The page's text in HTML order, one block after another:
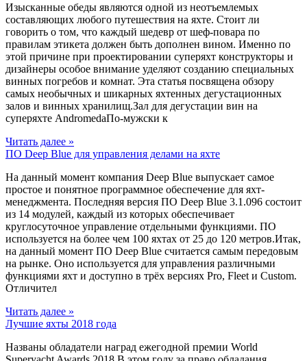
Изысканные обеды являются одной из неотъемлемых
составляющих любого путешествия на яхте. Стоит ли
говорить о том, что каждый шедевр от шеф-повара по
правилам этикета должен быть дополнен вином. Именно по
этой причине при проектировании суперяхт конструкторы и
дизайнеры особое внимание уделяют созданию специальных
винных погребов и комнат. Эта статья посвящена обзору
самых необычных и шикарных яхтенных дегустационных
залов и винных хранилищ.Зал для дегустации вин на
суперяхте AndromedaПо-мужски к
Читать далее »
ПО Deep Blue для управления делами на яхте
На данный момент компания Deep Blue выпускает самое
простое и понятное программное обеспечение для яхт-
менеджмента. Последняя версия ПО Deep Blue 3.1.096 состоит
из 14 модулей, каждый из которых обеспечивает
круглосуточное управление отдельными функциями. ПО
используется на более чем 100 яхтах от 25 до 120 метров.Итак,
на данный момент ПО Deep Blue считается самым передовым
на рынке. Оно используется для управления различными
функциями яхт и доступно в трёх версиях Pro, Fleet и Custom.
Отличител
Читать далее »
Лучшие яхты 2018 года
Названы обладатели наград ежегодной премии World